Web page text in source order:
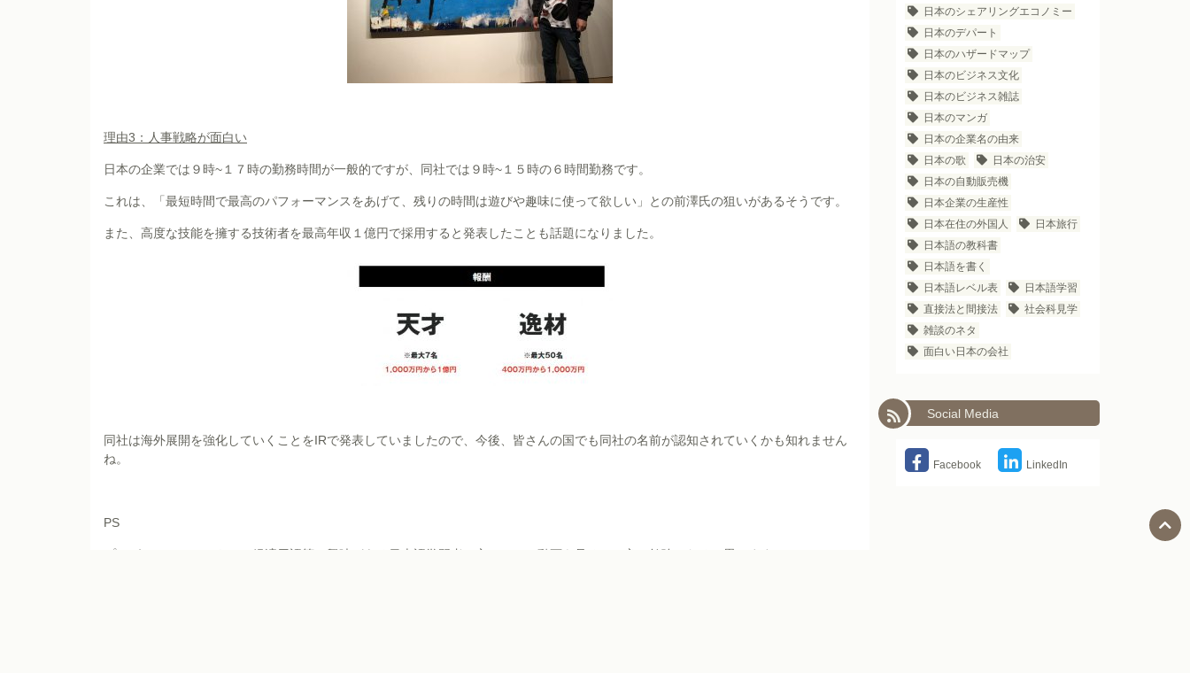
理由3：人事戦略が面白い
日本の企業では９時~１７時の勤務時間が一般的ですが、同社では９時~１５時の６時間勤務です。
これは、「最短時間で最高のパフォーマンスをあげて、残りの時間は遊びや趣味に使って欲しい」との前澤氏の狙いがあるそうです。
また、高度な技能を擁する技術者を最高年収１億円で採用すると発表したことも話題になりました。
同社は海外展開を強化していくことをIRで発表していましたので、今後、皆さんの国でも同社の名前が認知されていくかも知れません
ね。
PS
プレゼンテーションやIR、経済用語等に興味がある日本語学習者の方は、IRの動画を見るのは良い勉強になると思います。
日本のシェアリングエコノミー
日本のデパート
日本のハザードマップ
日本のビジネス文化
日本のビジネス雑誌
日本のマンガ
日本の企業名の由来
日本の歌
日本の治安
日本の自動販売機
日本企業の生産性
日本在住の外国人
日本旅行
日本語の教科書
日本語を書く
日本語レベル表
日本語学習
直接法と間接法
社会科見学
雑談のネタ
面白い日本の会社
Social Media
Facebook LinkedIn